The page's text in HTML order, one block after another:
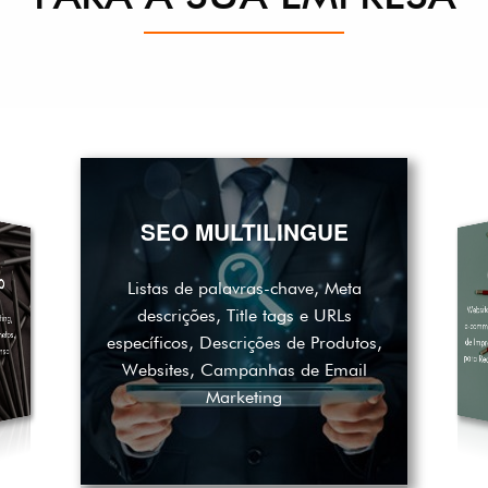
SEO MULTILINGUE
Listas de palavras-chave, Meta
descrições, Title tags e URLs
específicos, Descrições de Produtos,
Websites, Campanhas de Email
Marketing
e-
de
para